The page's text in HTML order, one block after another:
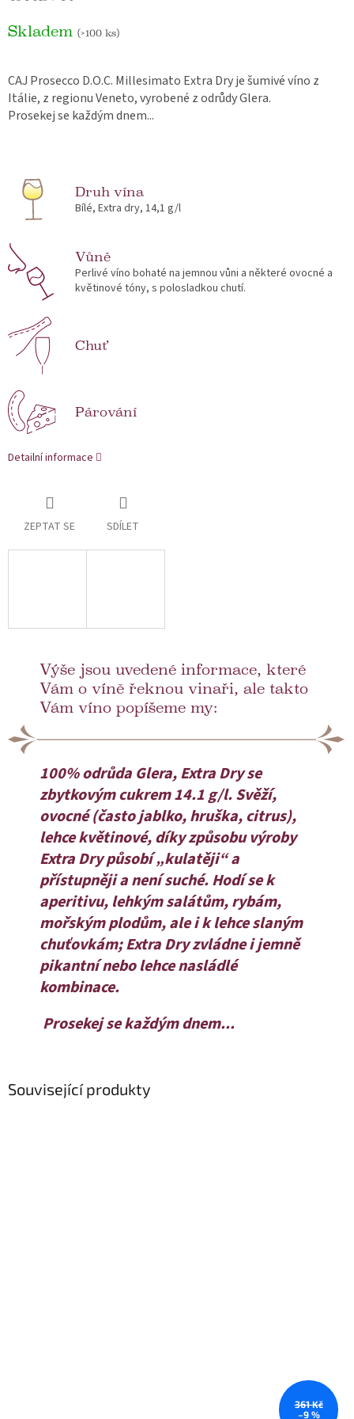
Skladem (>100 ks)
CAJ Prosecco D.O.C. Millesimato Extra Dry je šumivé víno z
Itálie, z regionu Veneto, vyrobené z odrůdy Glera.
Prosekej se každým dnem...
Druh vína
Bílé, Extra dry, 14,1 g/l
Vůně
Perlivé víno bohaté na jemnou vůni a některé ovocné a
květinové tóny, s polosladkou chutí.
Chuť
Párování
Detailní informace
ZEPTAT SE SDÍLET
Výše jsou uvedené informace, které
Vám o víně řeknou vinaři, ale takto
Vám víno popíšeme my:
100% odrůda Glera, Extra Dry se
zbytkovým cukrem 14.1 g/l. Svěží,
ovocné (často jablko, hruška, citrus),
lehce květinové, díky způsobu výroby
Extra Dry působí „kulatěji“ a
přístupněji a není suché. Hodí se k
aperitivu, lehkým salátům, rybám,
mořským plodům, ale i k lehce slaným
chuťovkám; Extra Dry zvládne i jemně
pikantní nebo lehce nasládlé
kombinace.
Prosekej se každým dnem...
Související produkty
361 Kč
–9 %